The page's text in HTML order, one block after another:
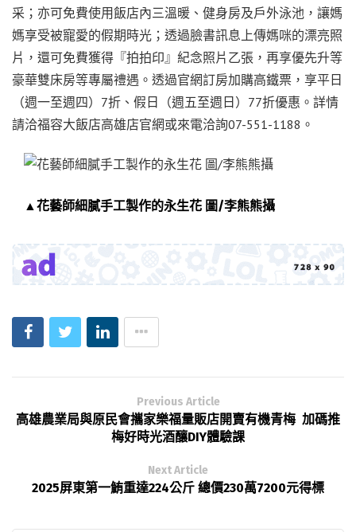
采；亦可免費使用飯店內三溫暖、健身房及戶外泳池，讓媽
媽享受被寵愛的假期時光；透過臉書訊息上傳媽咪的漂亮照
片，還可免費獲得『拍拍印』紀念照片乙張，再享優先升等
豪華雙床房等專屬禮遇。透過官網訂房加購高鐵票，享平日
（週一至週四）7折、假日（週五至週日）77折優惠。詳情
請洽福容大飯店高雄店官網或來電洽詢07-551-1188。
▲花藝師細膩手工製作的永生花 圖/李熊熊攝
Previous Article
高雄農業局與原民會攜家樂福量販店開賣有機青梅 加碼推
梅好時光酒釀DIY體驗課
Next Article
2025屏東第一鮪重達224公斤 總價230萬7200元得標